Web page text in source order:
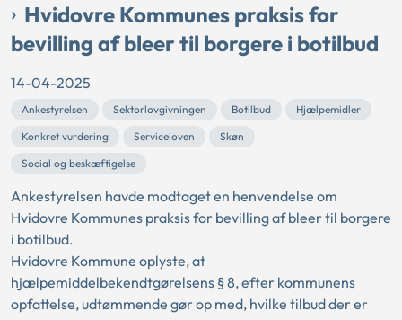
Hvidovre Kommunes praksis for
bevilling af bleer til borgere i botilbud
14-04-2025
Ankestyrelsen Sektorlovgivningen Botilbud
Hjælpemidler
Konkret vurdering
Serviceloven
Skøn
Social og beskæftigelse
Ankestyrelsen havde modtaget en henvendelse om
Hvidovre Kommunes praksis for bevilling af bleer til borgere
i botilbud.
Hvidovre Kommune oplyste, at
hjælpemiddelbekendtgørelsens § 8, efter kommunens
opfattelse, udtømmende gør op med, hvilke tilbud der er